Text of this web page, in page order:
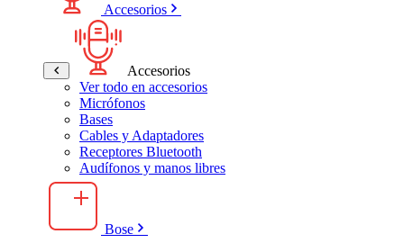
Accesorios
Accesorios
Ver todo en accesorios
Micrófonos
Bases
Cables y Adaptadores
Receptores Bluetooth
Audífonos y manos libres
Bose